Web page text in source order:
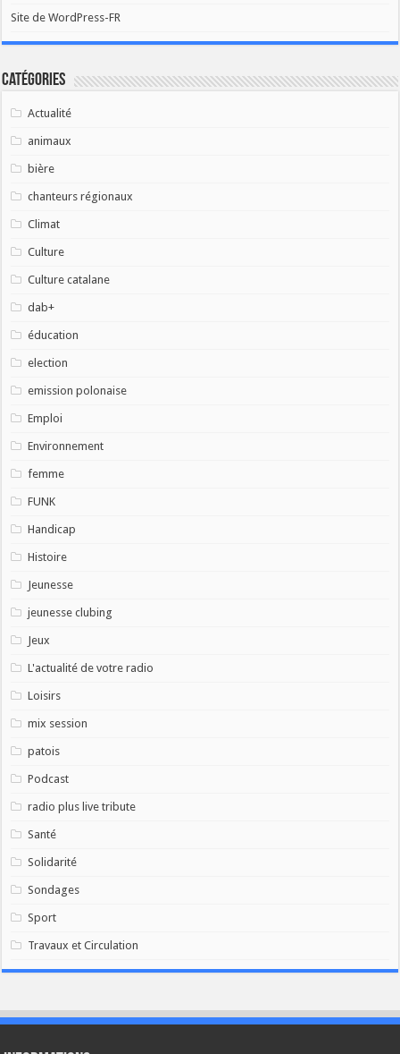
Site de WordPress-FR
Catégories
Actualité
animaux
bière
chanteurs régionaux
Climat
Culture
Culture catalane
dab+
éducation
election
emission polonaise
Emploi
Environnement
femme
FUNK
Handicap
Histoire
Jeunesse
jeunesse clubing
Jeux
L'actualité de votre radio
Loisirs
mix session
patois
Podcast
radio plus live tribute
Santé
Solidarité
Sondages
Sport
Travaux et Circulation